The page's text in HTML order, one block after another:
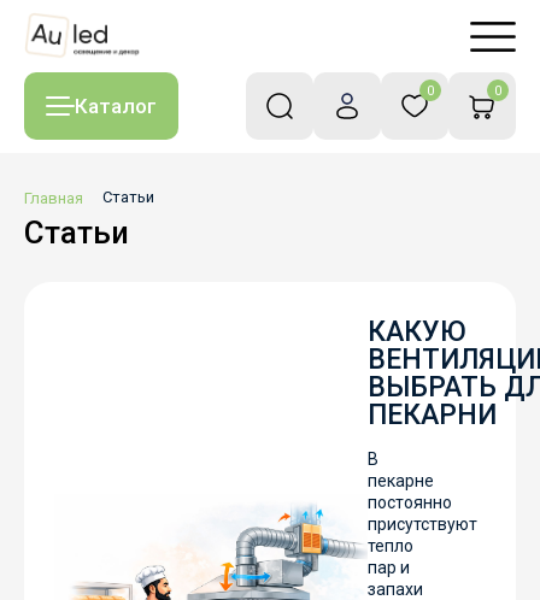
Каталог
0 0
Главная Статьи
Статьи
КАКУЮ
ВЫБРАТЬ
ПЕКАРНИ
В
пекарне
постоянно
присутствуют
тепло
пар и
запахи